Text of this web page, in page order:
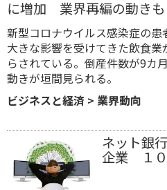
に増加 業界再編の動きも
新型コロナウイルス感染症の患
大きな影響を受けてきた飲食
らされている。倒産件数が9カ
動きが垣間見られる。
ビジネスと経済 > 業界動向
ネット銀
企業 １